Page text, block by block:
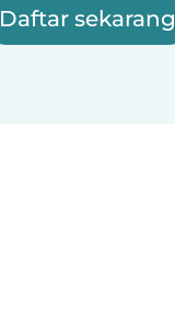
Daftar sekarang